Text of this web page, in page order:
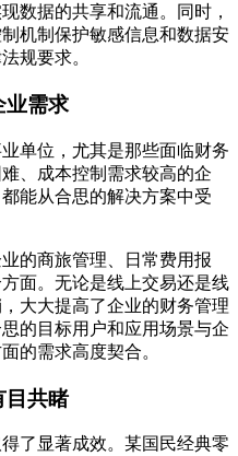
数据的共享和流通。同时，
机制保护敏感信息和数据安
规要求。
业需求
单位，尤其是那些面临财务
、成本控制需求较高的企
能从合思的解决方案中受
的商旅管理、日常费用报
面。无论是线上交易还是线
大大提高了企业的财务管理
的目标用户和应用场景与企
的需求高度契合。
目共睹
了显著成效。某国民经典零